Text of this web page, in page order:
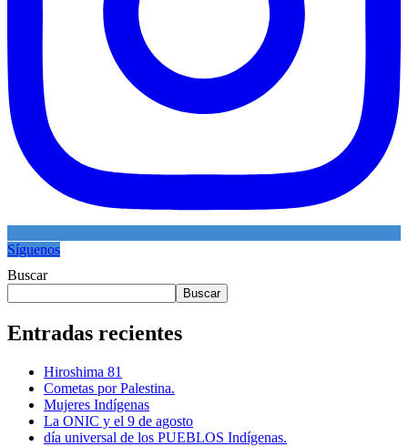
Síguenos
Buscar
Buscar
Entradas recientes
Hiroshima 81
Cometas por Palestina.
Mujeres Indígenas
La ONIC y el 9 de agosto
día universal de los PUEBLOS Indígenas.